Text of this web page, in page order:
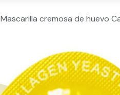
Mascarilla cremosa de huevo